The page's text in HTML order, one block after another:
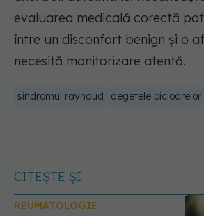
evaluarea medicală corectă
între un disconfort benign și o
necesită monitorizare atentă.
sindromul raynaud degetele picioarelor
CITEȘTE ȘI
REUMATOLOGIE